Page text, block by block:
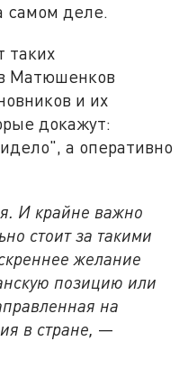
самом деле.
таких
Матюшенков
и их
докажут:
а оперативно
И крайне важно
стоит за такими
желание
позицию или
на
в стране, —